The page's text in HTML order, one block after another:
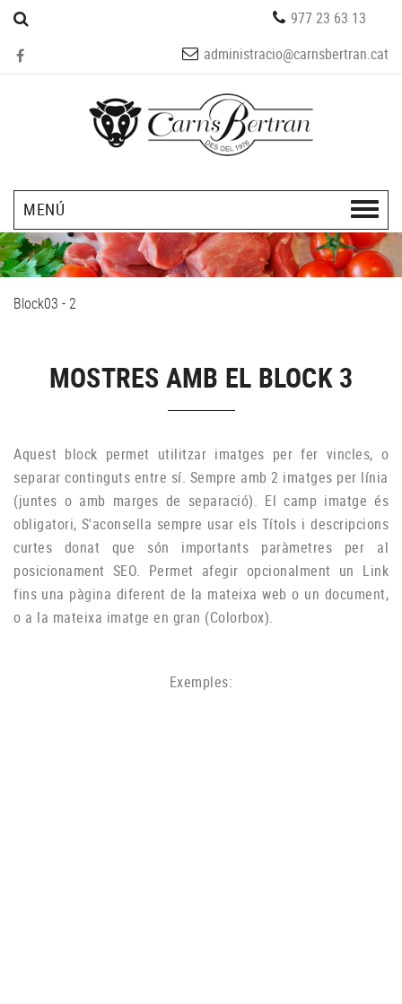
977 23 63 13
administracio@carnsbertran.cat
MENÚ
Block03 - 2
MOSTRES AMB EL BLOCK 3
Aquest block permet utilitzar imatges per fer vincles, o
separar continguts entre sí. Sempre amb 2 imatges per línia
(juntes o amb marges de separació). El camp imatge és
obligatori, S'aconsella sempre usar els Títols i descripcions
curtes donat que són importants paràmetres per al
posicionament SEO. Permet afegir opcionalment un Link
fins una pàgina diferent de la mateixa web o un document,
o a la mateixa imatge en gran (Colorbox).
Exemples:
EDIFICIS PÚBLICS
Lorem ipsum dolor sit amet, consectetur adipiscing elit. Donec feugiat nec quam.